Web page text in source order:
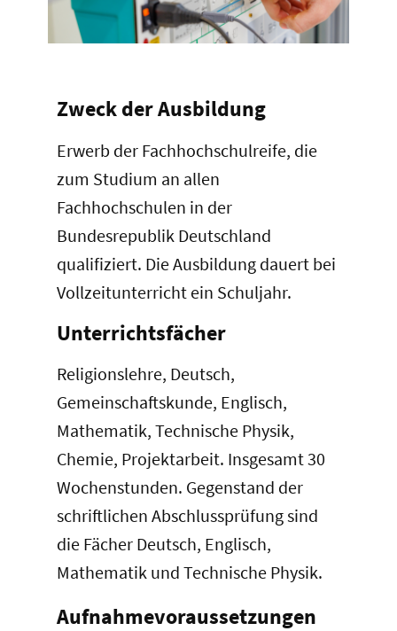
Zweck der Ausbildung
Erwerb der Fachhochschulreife, die
zum Studium an allen
Fachhochschulen in der
Bundesrepublik Deutschland
qualifiziert. Die Ausbildung dauert bei
Vollzeitunterricht ein Schuljahr.
Unterrichtsfächer
Religionslehre, Deutsch,
Gemeinschaftskunde, Englisch,
Mathematik, Technische Physik,
Chemie, Projektarbeit. Insgesamt 30
Wochenstunden. Gegenstand der
schriftlichen Abschlussprüfung sind
die Fächer Deutsch, Englisch,
Mathematik und Technische Physik.
Aufnahmevoraussetzungen